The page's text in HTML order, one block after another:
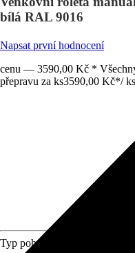
bílá RAL 9016
Napsat první hodnocení
cenu — 3590,00 Kč *
přepravu za ks3590,00 Kč*/ ks
Typ pohonu